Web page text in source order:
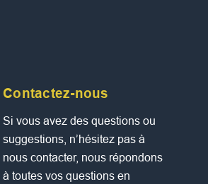
Contactez-nous
Si vous avez des questions ou
suggestions, n’hésitez pas à
nous contacter, nous répondons
à toutes vos questions en